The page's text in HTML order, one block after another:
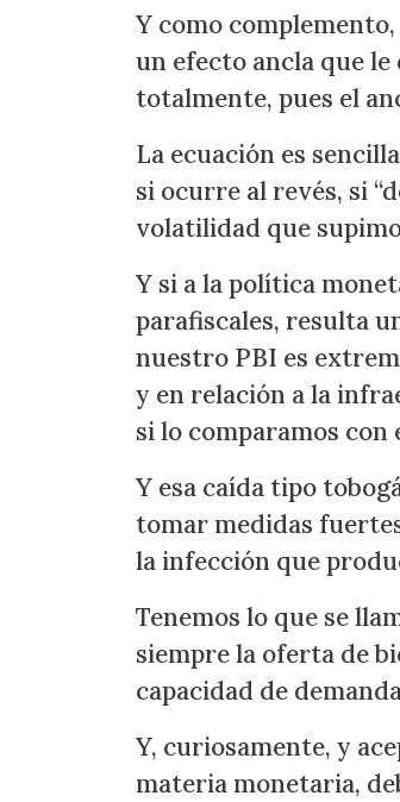
Y como
un efecto ancla que
totalmente, pues el
La ecuación es
si ocurre al revés, si
volatilidad que
Y si a la política
parafiscales, resulta
nuestro PBI es
y en relación a la
si lo comparamos con
Y esa caída tipo
tomar medidas
la infección que
Tenemos lo que se
siempre la oferta de
capacidad de
Y, curiosamente, y
materia monetaria,